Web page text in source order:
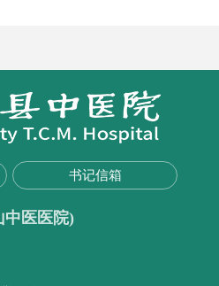
书记信箱
中医医院)